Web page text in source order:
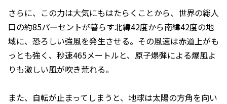
さらに、この力は大気にもはたらくことから、世界の総人
口の約85パーセントが暮らす北緯42度から南緯42度の地
域に、恐ろしい強風を発生させる。その風速は赤道上がも
っとも強く、秒速465メートルと、原子爆弾による爆風よ
りも激しい風が吹き荒れる。
また、自転が止まってしまうと、地球は太陽の方角を向い